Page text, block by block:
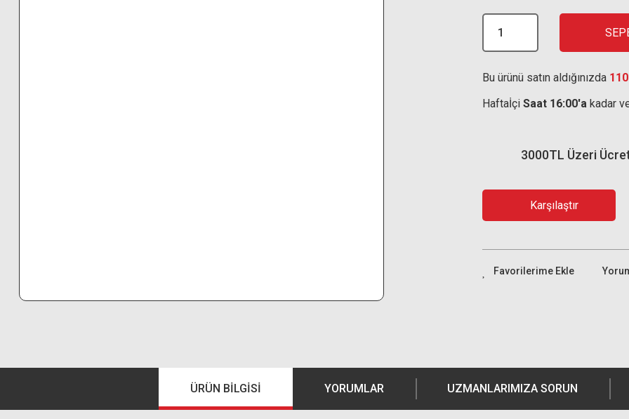
Bu ürünü satın aldığınızda
Haftaİçi Saat 16:00'a kadar
3000TL Üzeri
Karşılaştır
ÜRÜN BILGISI YORUMLAR UZMANLARIMIZA SORUN